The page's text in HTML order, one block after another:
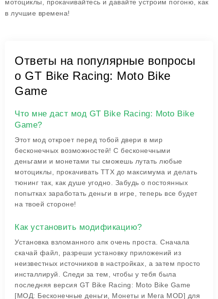
мотоциклы, прокачивайтесь и давайте устроим погоню, как
в лучшие времена!
Ответы на популярные вопросы
о GT Bike Racing: Moto Bike
Game
Что мне даст мод GT Bike Racing: Moto Bike
Game?
Этот мод откроет перед тобой двери в мир
бесконечных возможностей! С бесконечными
деньгами и монетами ты сможешь лутать любые
мотоциклы, прокачивать ТТХ до максимума и делать
тюнинг так, как душе угодно. Забудь о постоянных
попытках заработать деньги в игре, теперь все будет
на твоей стороне!
Как установить модификацию?
Установка взломанного апк очень проста. Сначала
скачай файл, разреши установку приложений из
неизвестных источников в настройках, а затем просто
инсталлируй. Следи за тем, чтобы у тебя была
последняя версия GT Bike Racing: Moto Bike Game
[МОД: Бесконечные деньги, Монеты и Мега MOD] для